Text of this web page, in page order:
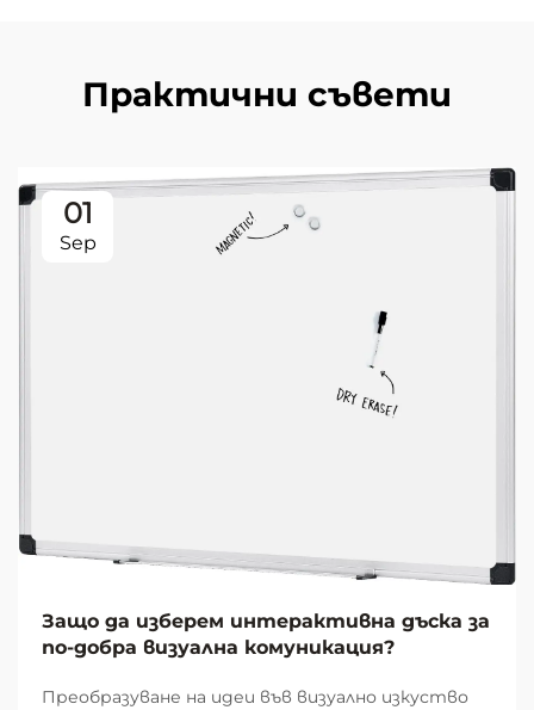
Практични съвети
01
Sep
Защо да изберем интерактивна дъска за
по-добра визуална комуникация?
Преобразуване на идеи във визуално изкуство